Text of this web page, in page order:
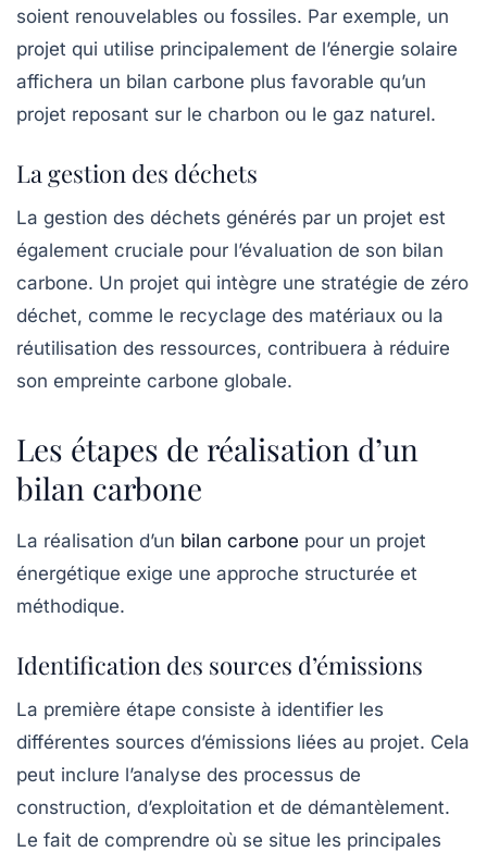
soient renouvelables ou fossiles. Par exemple, un
projet qui utilise principalement de l’énergie solaire
affichera un bilan carbone plus favorable qu’un
projet reposant sur le charbon ou le gaz naturel.
La gestion des déchets
La gestion des déchets générés par un projet est
également cruciale pour l’évaluation de son bilan
carbone. Un projet qui intègre une stratégie de zéro
déchet, comme le recyclage des matériaux ou la
réutilisation des ressources, contribuera à réduire
son empreinte carbone globale.
Les étapes de réalisation d’un
bilan carbone
La réalisation d’un bilan carbone pour un projet
énergétique exige une approche structurée et
méthodique.
Identification des sources d’émissions
La première étape consiste à identifier les
différentes sources d’émissions liées au projet. Cela
peut inclure l’analyse des processus de
construction, d’exploitation et de démantèlement.
Le fait de comprendre où se situe les principales